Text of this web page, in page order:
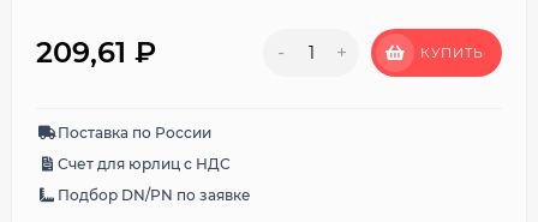
209,61 ₽ - + КУПИТЬ
Поставка по России
Счет для юрлиц с НДС
Подбор DN/PN по заявке